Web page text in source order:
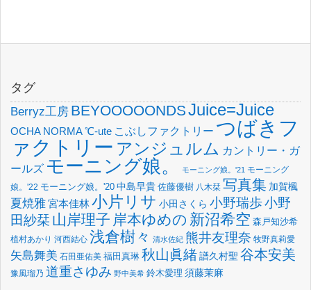
タグ
Berryz工房 BEYOOOOONDSJuice=Juice
OCHA NORMA℃-ute こぶしファクトリー つばきフ
ァクトリー アンジュルム カントリー・ガ
ールズ モーニング娘。 モーニング娘。'21 モーニング
娘。'22 モーニング娘。'20 中島早貴 佐藤優樹 八木栞 写真集 加賀楓
夏焼雅宮本佳林小片リサ 小田さくら 小野瑞歩小野
田紗栞 山岸理子 岸本ゆめの 新沼希空 森戸知沙希
植村あかり 河西結心 浅倉樹々 清水佐紀 熊井友理奈 牧野真莉愛
矢島舞美 石田亜佑美 福田真琳 秋山眞緒譜久村聖 谷本安美
豫風瑠乃 道重さゆみ 野中美希 鈴木愛理 須藤茉麻